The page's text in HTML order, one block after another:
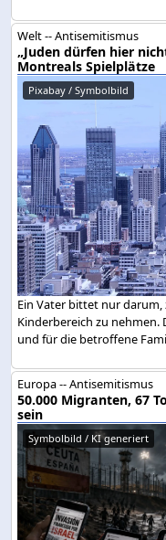
Welt -- Antisemitismus
„Juden dürfen hier
Montreals Spielplätze
Pixabay / Symbolbild
Ein Vater bittet nur darum,
Kinderbereich zu nehmen.
und für die betroffene
Europa -- Antisemitismus
50.000 Migranten, 67
sein
Symbolbild / KI generiert